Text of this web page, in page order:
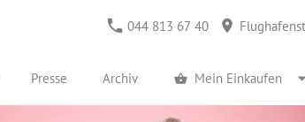
044 813 67 40
Presse Archiv Mein Einkaufen